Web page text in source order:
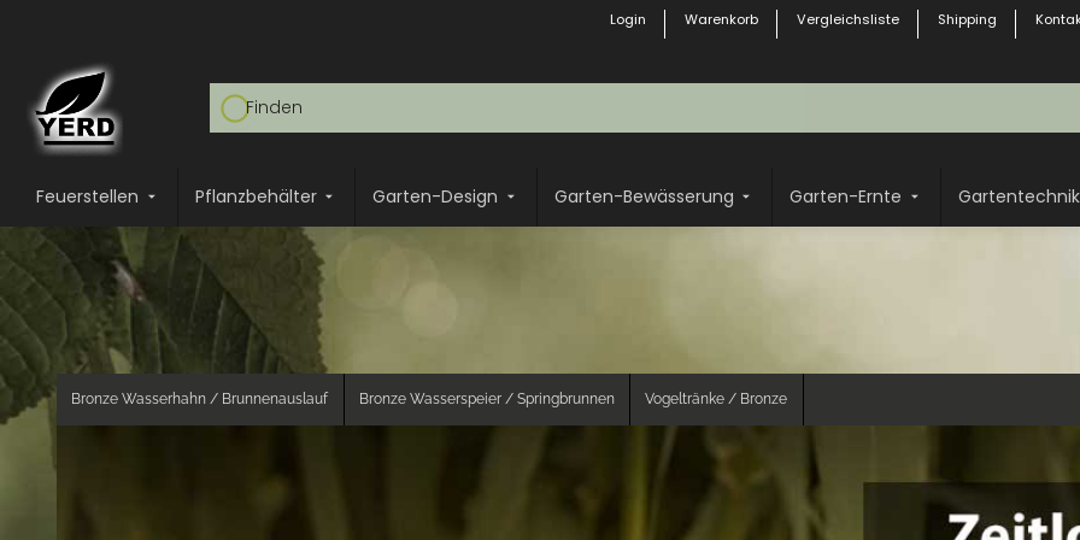
Login Warenkorb Vergleichsliste Shipping
Feuerstellen Pflanzbehälter Garten-Design Garten-Bewässerung Garten-Ernte Gartentechnik
Bronze Wasserhahn / Brunnenauslauf Bronze Wasserspeier / Springbrunnen Vogeltränke / Bronze